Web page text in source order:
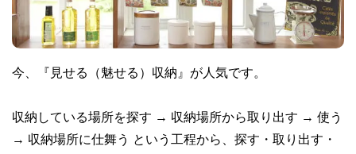
今、『見せる（魅せる）収納』が人気です。
収納している場所を探す → 収納場所から取り出す → 使う
→ 収納場所に仕舞う という工程から、探す・取り出す・